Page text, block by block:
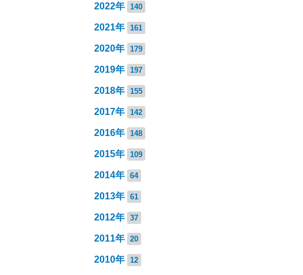
2022年 140
2021年 161
2020年 179
2019年 197
2018年 155
2017年 142
2016年 148
2015年 109
2014年 64
2013年 61
2012年 37
2011年 20
2010年 12